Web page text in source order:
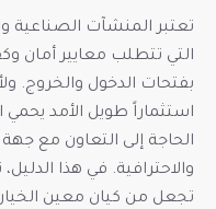
تعتبر المنشآت الصناعية
التي تتطلب معايير أمان
بفتحات الدخول والخروج.
استثماراً طويل الأمد
الحاجة إلى التعاون مع
والاحترافية. في هذا
تجعل من كيان معين